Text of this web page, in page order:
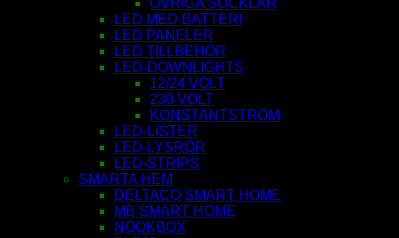
ÖVRIGA SOCKLAR
LED MED BATTERI
LED PANELER
LED TILLBEHÖR
LED-DOWNLIGHTS
12/24 VOLT
230 VOLT
KONSTANTSTRÖM
LED-LISTER
LED-LYSRÖR
LED-STRIPS
SMARTA HEM
DELTACO SMART HOME
MB SMART HOME
NOOKBOX